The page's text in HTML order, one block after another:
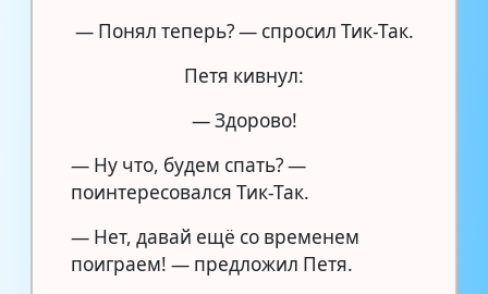
— Понял теперь? — спросил Тик-Так.
Петя кивнул:
— Здорово!
— Ну что, будем спать? —
поинтересовался Тик-Так.
— Нет, давай ещё со временем
поиграем! — предложил Петя.